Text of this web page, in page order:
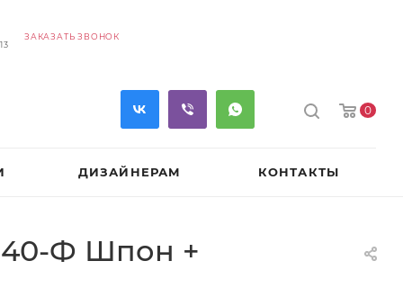
ЗАКАЗАТЬ ЗВОНОК
0
ДИЗАЙНЕРАМ КОНТАКТЫ
Ф Шпон +